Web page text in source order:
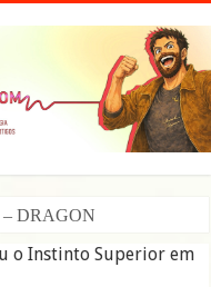
BALL #News
o Instinto Superior em